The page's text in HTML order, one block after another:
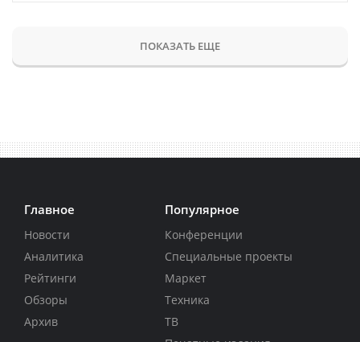
ПОКАЗАТЬ ЕЩЕ
Главное
Новости
Аналитика
Рейтинги
Обзоры
Архив
Популярное
Конференции
Специальные проекты
Маркет
Техника
ТВ